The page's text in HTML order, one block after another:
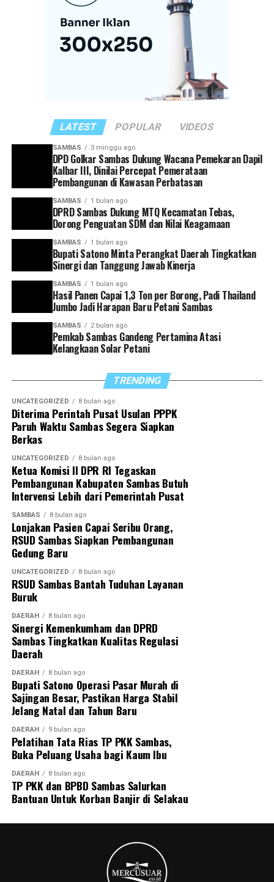
Menurutnya, koordinasi yang kuat antar perangkat
daerah menjadi kunci dalam menghadirkan pelayanan
publik yang optimal sekaligus mempercepat realisasi
program-program prioritas pemerintah daerah.
“Rakor ini menjadi momentum penting untuk
memperkuat sinergi antarinstansi pemerintahan
masing-masing perangkat daerah,” ujar Satono.
Ia juga mengingatkan agar seluruh kepala perangkat
daerah memiliki kesamaan visi dan arah dalam
mendukung pembangunan Kabupaten Sambas. Setiap
program yang dirancang, kata dia, harus mampu
menjawab kebutuhan masyarakat serta sejalan dengan
target pembangunan yang telah ditetapkan.
Selain itu, Bupati Satono meminta agar pelaporan
capaian kinerja dilakukan secara tertib dan akurat
pemerintahan yang efektif dan akuntabel.
yang selaras dengan arah pembangunan Kabupaten
Sambas, termasuk dalam hal pelaporan capaian kinerja
Di akhir arahannya, Satono berharap sinergi yang
selama ini terjalin dapat terus diperkuat sehingga
seluruh program pemerintah daerah dapat berjalan
optimal demi mewujudkan Sambas yang lebih maju dan
sejahtera.
“Dengan sinergitas yang telah dibangun, kita optimistis
dapat menyukseskan berbagai program pemerintah
daerah untuk mewujudkan Sambas Berkah
Berkemajuan,” tutupnya.
LATEST POPULAR VIDEOS
SAMBAS 3 minggu ago
DPD Golkar Sambas Dukung Wacana Pemekaran Dapil
Kalbar III, Dinilai Percepat Pemerataan
Pembangunan di Kawasan Perbatasan
SAMBAS 1 bulan ago
DPRD Sambas Dukung MTQ Kecamatan Tebas,
Dorong Penguatan SDM dan Nilai Keagamaan
SAMBAS 1 bulan ago
Bupati Satono Minta Perangkat Daerah Tingkatkan
Sinergi dan Tanggung Jawab Kinerja
SAMBAS 1 bulan ago
Hasil Panen Capai 1,3 Ton per Borong, Padi Thailand
Jumbo Jadi Harapan Baru Petani Sambas
SAMBAS 2 bulan ago
Pemkab Sambas Gandeng Pertamina Atasi
Kelangkaan Solar Petani
TRENDING
UNCATEGORIZED 8 bulan ago
Diterima Perintah Pusat Usulan PPPK
Paruh Waktu Sambas Segera Siapkan
Berkas
UNCATEGORIZED 8 bulan ago
Ketua Komisi II DPR RI Tegaskan
Pembangunan Kabupaten Sambas Butuh
Intervensi Lebih dari Pemerintah Pusat
SAMBAS 8 bulan ago
Lonjakan Pasien Capai Seribu Orang,
RSUD Sambas Siapkan Pembangunan
Gedung Baru
UNCATEGORIZED 8 bulan ago
RSUD Sambas Bantah Tuduhan Layanan
Buruk
DAERAH 8 bulan ago
Sinergi Kemenkumham dan DPRD
Sambas Tingkatkan Kualitas Regulasi
Daerah
DAERAH 8 bulan ago
Bupati Satono Operasi Pasar Murah di
Sajingan Besar, Pastikan Harga Stabil
Jelang Natal dan Tahun Baru
DAERAH 9 bulan ago
Pelatihan Tata Rias TP PKK Sambas,
Buka Peluang Usaha bagi Kaum Ibu
DAERAH 8 bulan ago
TP PKK dan BPBD Sambas Salurkan
Bantuan Untuk Korban Banjir di Selakau